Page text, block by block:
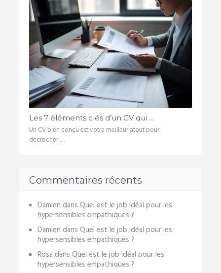
Les 7 éléments clés d’un CV qui …
Un CV bien conçu est votre meilleur atout pour
décrocher …
Commentaires récents
Damien dans Quel est le job idéal pour les
hypersensibles empathiques ?
Damien dans Quel est le job idéal pour les
hypersensibles empathiques ?
Rosa dans Quel est le job idéal pour les
hypersensibles empathiques ?